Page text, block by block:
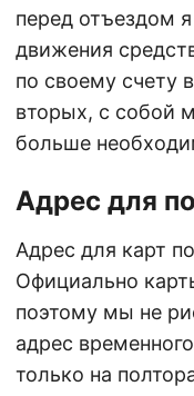
перед отъездом
движения
по своему счету
вторых, с собой
больше
Адрес для
Адрес для карт
Официально
поэтому мы не
адрес
только на